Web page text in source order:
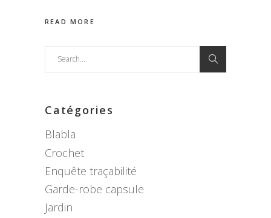
READ MORE
Search
for:
Catégories
Blabla
Crochet
Enquête traçabilité
Garde-robe capsule
Jardin